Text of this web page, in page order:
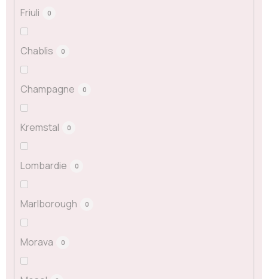
Friuli 0
Chablis 0
Champagne 0
Kremstal 0
Lombardie 0
Marlborough 0
Morava 0